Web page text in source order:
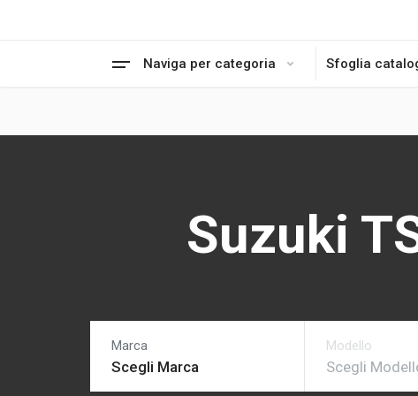
Naviga per categoria Sfoglia
Suzuki